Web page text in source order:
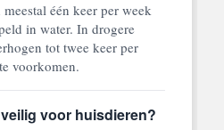
één keer per week
in water. In drogere
tot twee keer per
voorkomen.
voor huisdieren?